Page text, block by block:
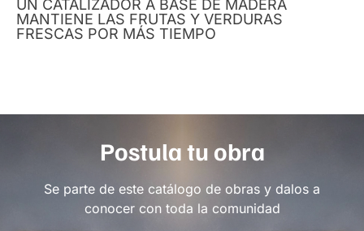
UN CATALIZADOR A BASE DE MADERA
MANTIENE LAS FRUTAS Y VERDURAS
FRESCAS POR MÁS TIEMPO
Postula tu obra
Se parte de este catálogo de obras y dalos a
conocer con toda la comunidad